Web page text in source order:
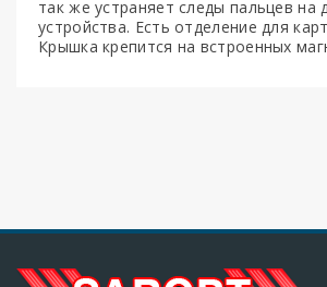
так же устраняет следы пальцев на
устройства. Есть отделение для
Крышка крепится на встроенных